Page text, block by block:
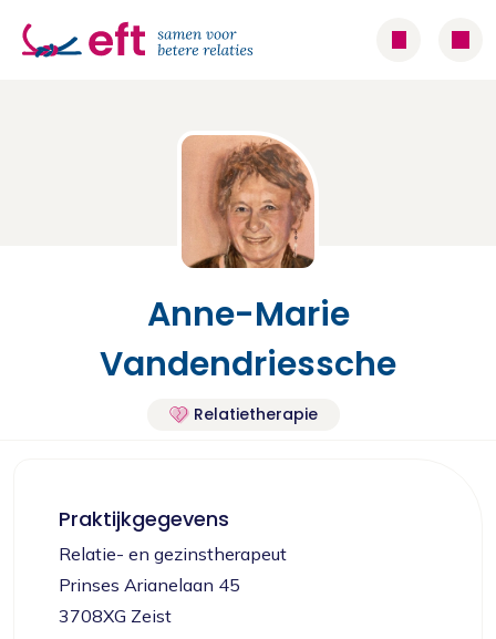
Anne-Marie
Vandendriessche
Relatietherapie
Praktijkgegevens
Relatie- en gezinstherapeut
Prinses Arianelaan 45
3708XG Zeist